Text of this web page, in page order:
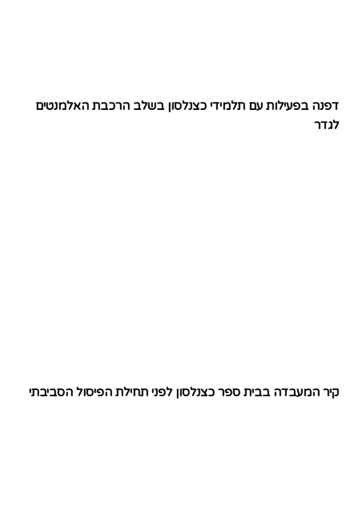
דפנה בפעילות עם תלמידי כצנלסון בשלב הרכבת האלמנטים
לגדר
קיר המעבדה בבית ספר כצנלסון לפני תחילת הפיסול הסביבתי